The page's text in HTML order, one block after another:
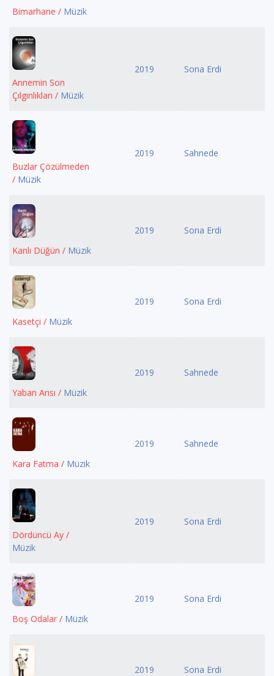
Bimarhane / Müzik
Annemin Son
Çılgınlıkları / Müzik
2019 Sona Erdi
Buzlar Çözülmeden
/ Müzik
2019 Sahnede
Kanlı Düğün / Müzik
2019 Sona Erdi
Kasetçi / Müzik
2019 Sona Erdi
Yaban Arısı / Müzik
2019 Sahnede
Kara Fatma / Müzik
2019 Sahnede
Dördüncü Ay /
Müzik
2019 Sona Erdi
Boş Odalar / Müzik
2019 Sona Erdi
2019 Sona Erdi